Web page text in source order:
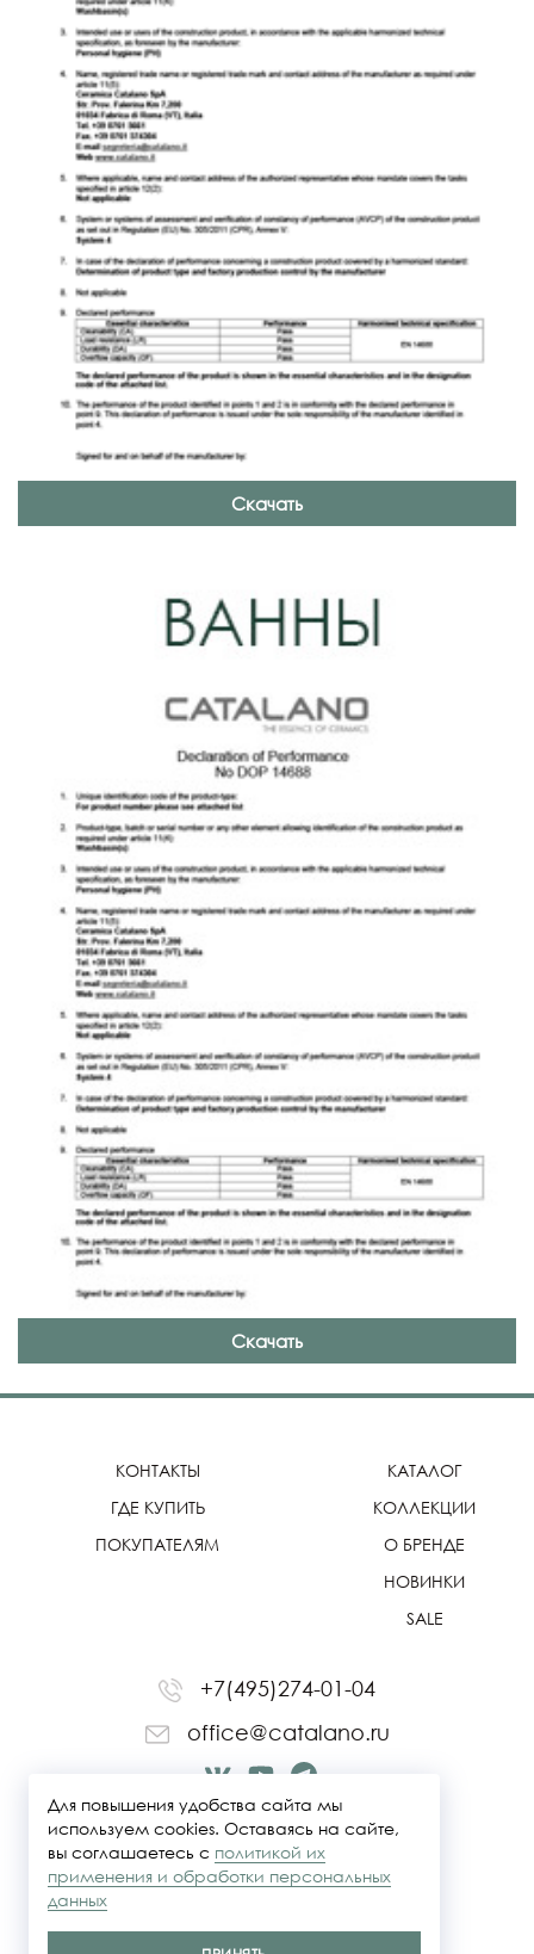
Скачать
Скачать
КОНТАКТЫ
ГДЕ КУПИТЬ
ПОКУПАТЕЛЯМ
КАТАЛОГ
КОЛЛЕКЦИИ
О БРЕНДЕ
НОВИНКИ
SALE
+7(495)274-01-04
office@catalano.ru
Для повышения удобства сайта мы
используем cookies. Оставаясь на сайте,
вы соглашаетесь с политикой их
применения и обработки персональных
данных